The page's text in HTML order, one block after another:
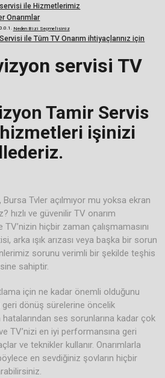
ile Hizmetlerimiz
Onarımlar
Neden Bizi Seçmelisiniz
ile Tüm TV Onarım ihtiyaçlarınız için
servisi TV
Tamir Servis
işinizi
Tvler açılmıyor mu yoksa ekran
hızlı ve güvenilir TV onarım
hiçbir zaman çalışmamasını
arka ışık arızası veya başka bir sorun
sorunu verimli bir şekilde teşhis
sahiptir.
için ne kadar önemli olduğunu
geri dönüş sürelerine öncelik
ses sorunlarına kadar çok
TV’nizi en iyi performansına geri
ve teknikler kullanır. Onarımlarla
en sevdiğiniz şovların hiçbir